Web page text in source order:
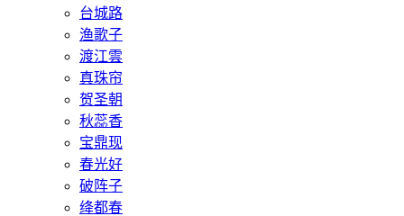
台城路
渔歌子
渡江雲
真珠帘
贺圣朝
秋蕊香
宝鼎现
春光好
破阵子
绛都春